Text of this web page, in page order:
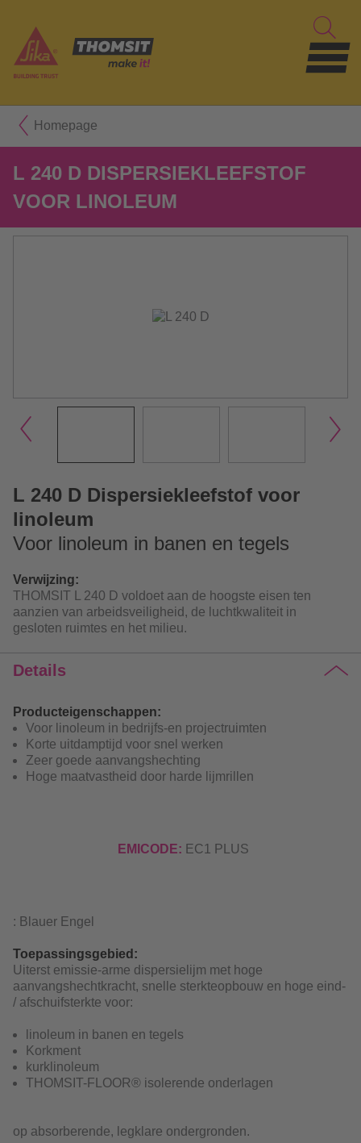
Homepage
L 240 D DISPERSIEKLEEFSTOF
VOOR LINOLEUM
L 240 D Dispersiekleefstof voor
linoleum
Voor linoleum in banen en tegels
Verwijzing:
THOMSIT L 240 D voldoet aan de hoogste eisen ten
aanzien van arbeidsveiligheid, de luchtkwaliteit in
gesloten ruimtes en het milieu.
Details
Producteigenschappen:
Voor linoleum in bedrijfs-en projectruimten
Korte uitdamptijd voor snel werken
Zeer goede aanvangshechting
Hoge maatvastheid door harde lijmrillen
EMICODE: EC1 PLUS
: Blauer Engel
Toepassingsgebied:
Uiterst emissie-arme dispersielijm met hoge
aanvangshechtkracht, snelle sterkteopbouw en hoge eind-
/ afschuifsterkte voor:
linoleum in banen en tegels
Korkment
kurklinoleum
THOMSIT-FLOOR® isolerende onderlagen
op absorberende, legklare ondergronden.